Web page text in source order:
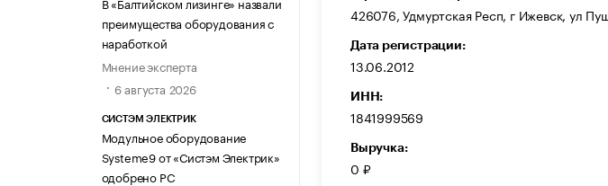
преимущества оборудования с
наработкой
Мнение эксперта
6 августа 2026
СИСТЭМ ЭЛЕКТРИК
Модульное оборудование
Systeme9 от «Систэм Электрик»
одобрено РС
426076, Удмуртская Респ, г Ижевск, ул
Дата регистрации:
13.06.2012
ИНН:
1841999569
Выручка:
0 ₽